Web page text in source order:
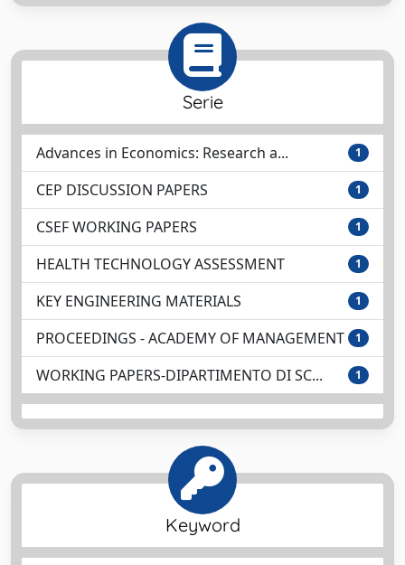
Serie
Advances in Economics: Research a... 1
CEP DISCUSSION PAPERS 1
CSEF WORKING PAPERS 1
HEALTH TECHNOLOGY ASSESSMENT 1
KEY ENGINEERING MATERIALS 1
PROCEEDINGS - ACADEMY OF MANAGEMENT 1
WORKING PAPERS-DIPARTIMENTO DI SC... 1
Keyword